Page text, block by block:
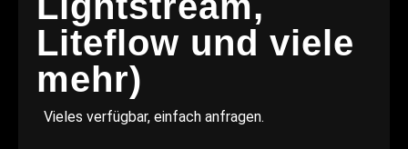
Liteflow und viele
mehr)
Vieles verfügbar, einfach anfragen.